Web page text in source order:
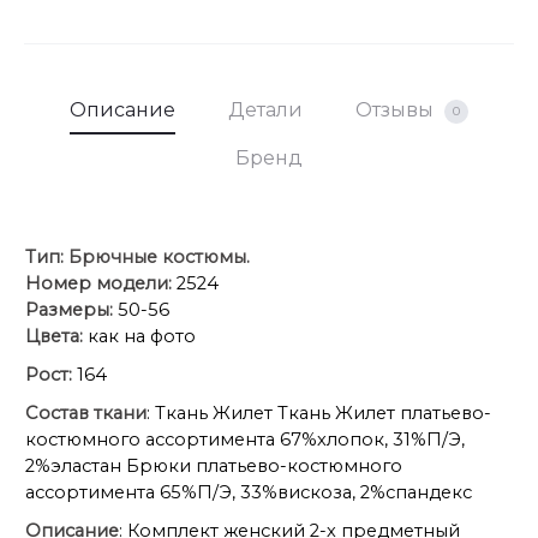
Описание Детали Отзывы 0
Бренд
Тип: Брючные костюмы.
Номер модели: 2524
Размеры: 50-56
Цвета: как на фото
Рост: 164
Состав ткани: Ткань Жилет Ткань Жилет платьево-
костюмного ассортимента 67%хлопок, 31%П/Э,
2%эластан Брюки платьево-костюмного
ассортимента 65%П/Э, 33%вискоза, 2%спандекс
Описание: Комплект женский 2-х предметный